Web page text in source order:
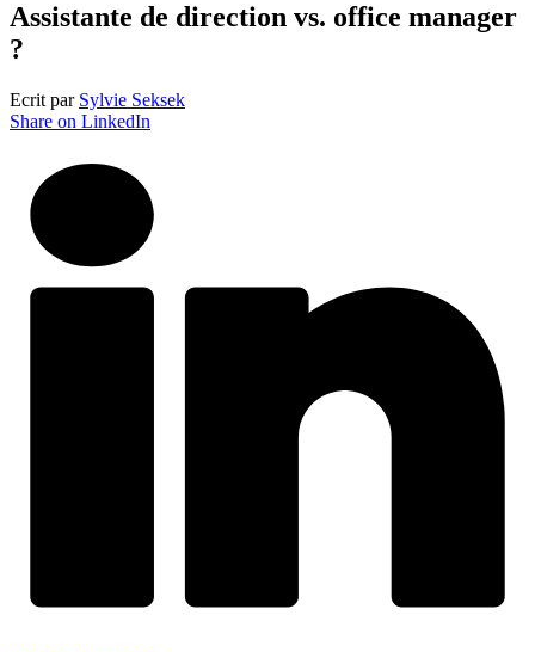
Assistante de direction vs. office manager
?
Ecrit par Sylvie Seksek
Share on LinkedIn